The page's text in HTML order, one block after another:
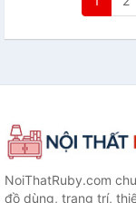
NoiThatRuby.com
đồ dùng, trang trí,